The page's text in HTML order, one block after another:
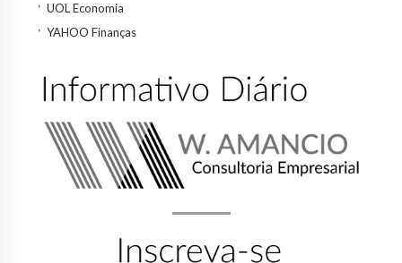
UOL Economia
YAHOO Finanças